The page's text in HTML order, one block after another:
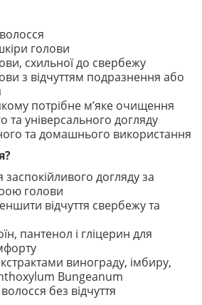
голови
схильної до свербежу
з відчуттям подразнення або
потрібне м’яке очищення
та універсального догляду
та домашнього використання
догляду за
голови
відчуття свербежу та
пантенол і гліцерин для
винограду, імбиру,
Bungeanum
без відчуття